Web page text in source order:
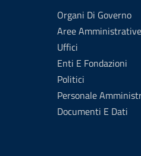
Organi Di Governo
Aree Amministrative
Uffici
Enti E Fondazioni
Politici
Personale
Documenti E Dati